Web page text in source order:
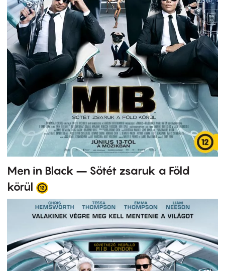
Men in Black – Sötét zsaruk a Föld
körül